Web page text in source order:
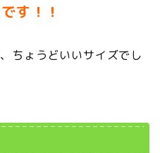
す！！
ちょうどいいサイズでし